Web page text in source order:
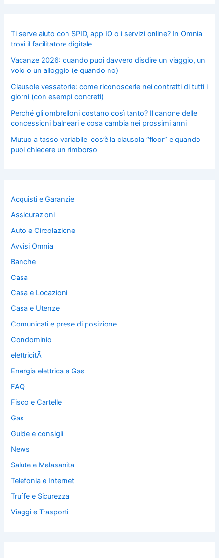
Ti serve aiuto con SPID, app IO o i servizi online? In Omnia
trovi il facilitatore digitale
Vacanze 2026: quando puoi davvero disdire un viaggio, un
volo o un alloggio (e quando no)
Clausole vessatorie: come riconoscerle nei contratti di tutti i
giorni (con esempi concreti)
Perché gli ombrelloni costano così tanto? Il canone delle
concessioni balneari e cosa cambia nei prossimi anni
Mutuo a tasso variabile: cos’è la clausola “floor” e quando
puoi chiedere un rimborso
Acquisti e Garanzie
Assicurazioni
Auto e Circolazione
Avvisi Omnia
Banche
Casa
Casa e Locazioni
Casa e Utenze
Comunicati e prese di posizione
Condominio
elettricitÃ
Energia elettrica e Gas
FAQ
Fisco e Cartelle
Gas
Guide e consigli
News
Salute e Malasanita
Telefonia e Internet
Truffe e Sicurezza
Viaggi e Trasporti